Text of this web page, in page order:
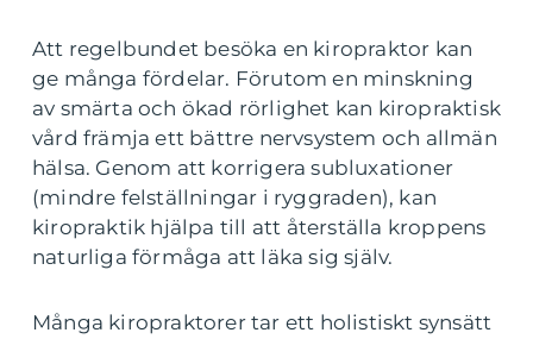
Att regelbundet besöka en kiropraktor kan
ge många fördelar. Förutom en minskning
av smärta och ökad rörlighet kan kiropraktisk
vård främja ett bättre nervsystem och allmän
hälsa. Genom att korrigera subluxationer
(mindre felställningar i ryggraden), kan
kiropraktik hjälpa till att återställa kroppens
naturliga förmåga att läka sig själv.
Många kiropraktorer tar ett holistiskt synsätt